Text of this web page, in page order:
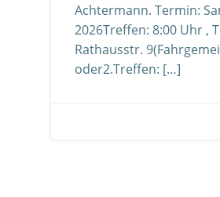
Achtermann. Termin:
2026Treffen: 8:00 Uhr ,
Rathausstr.
oder2.Treffen: […]